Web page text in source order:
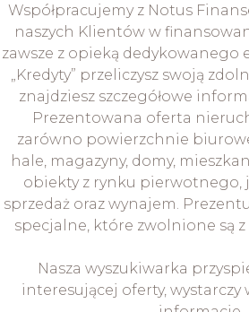
Współpracujemy z Notus
naszych Klientów w
zawsze z opieką dedykowanego
„Kredyty” przeliczysz swoją
znajdziesz szczegółowe
Prezentowana oferta
zarówno powierzchnie
hale, magazyny, domy,
obiekty z rynku pierwotnego,
sprzedaż oraz wynajem.
specjalne, które zwolnione są z
Nasza wyszukiwarka
interesującej oferty,